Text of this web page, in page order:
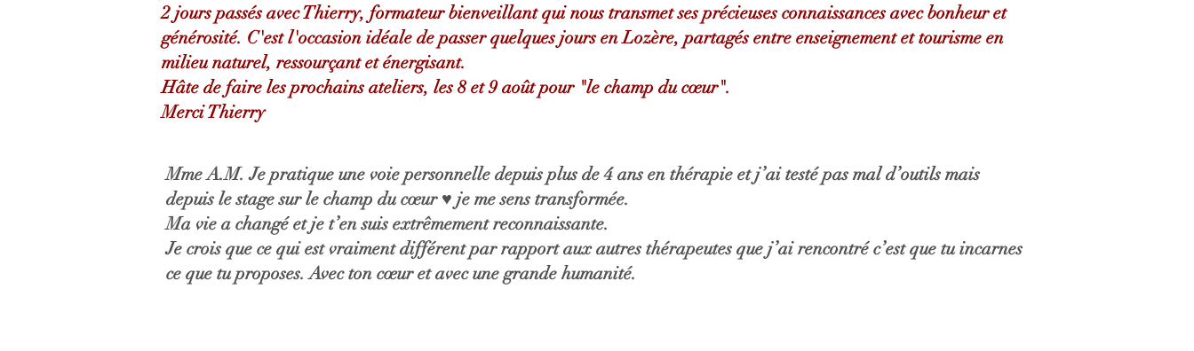
2 jours passés avec Thierry, formateur bienveillant qui nous transmet ses précieuses connaissances avec bonheur et
générosité. C'est l'occasion idéale de passer quelques jours en Lozère, partagés entre enseignement et tourisme en
milieu naturel, ressourçant et énergisant.
Hâte de faire les prochains ateliers, les 8 et 9 août pour "le champ du cœur".
Merci Thierry
Mme A.M. Je pratique une voie personnelle depuis plus de 4 ans en thérapie et j’ai testé pas mal d’outils mais
depuis le stage sur le champ du cœur ♥️ je me sens transformée.
Ma vie a changé et je t’en suis extrêmement reconnaissante.
Je crois que ce qui est vraiment différent par rapport aux autres thérapeutes que j’ai rencontré c’est que tu incarnes
ce que tu proposes. Avec ton cœur et avec une grande humanité.